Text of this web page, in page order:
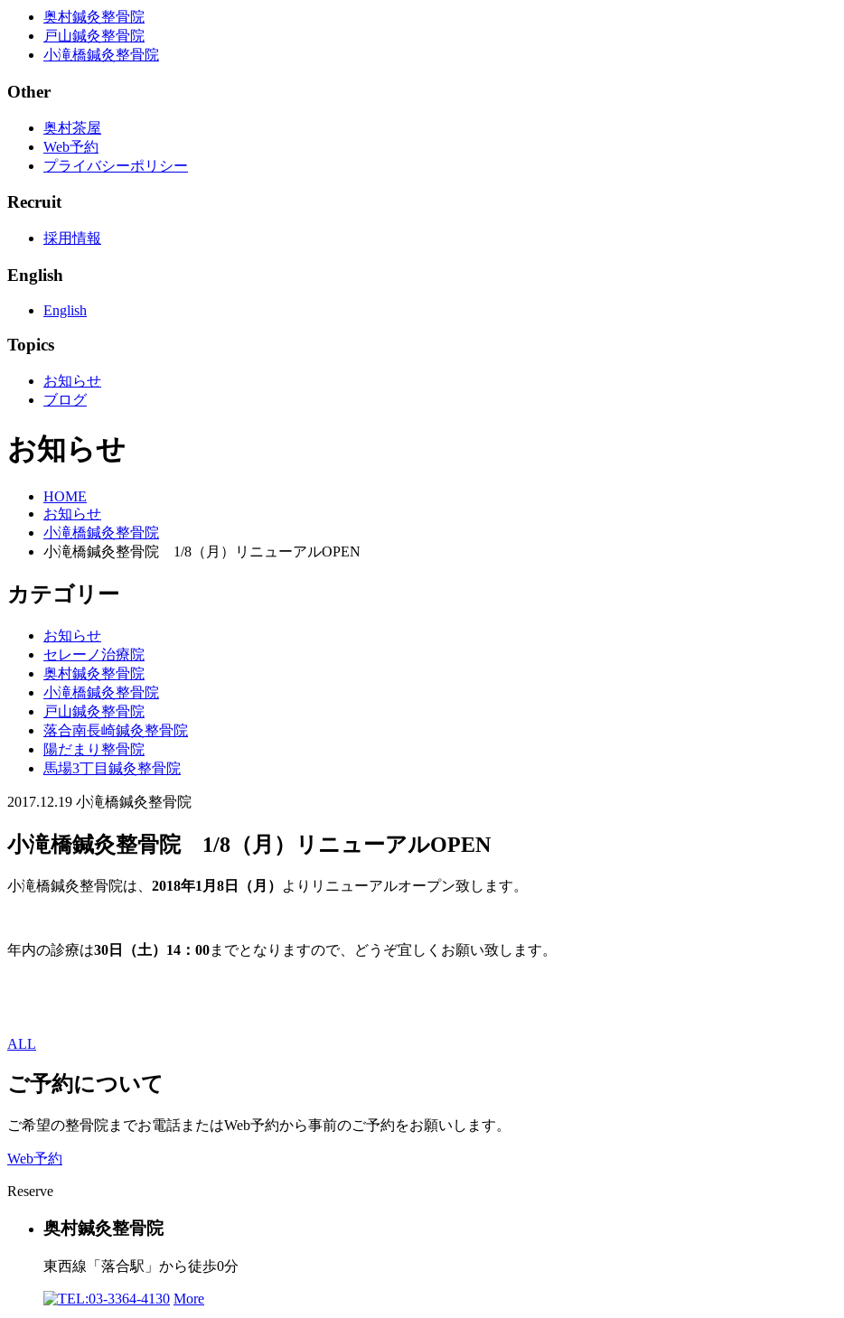
奥村鍼灸整骨院
戸山鍼灸整骨院
小滝橋鍼灸整骨院
Other
奥村茶屋
Web予約
プライバシーポリシー
Recruit
採用情報
English
English
Topics
お知らせ
ブログ
お知らせ
HOME
お知らせ
小滝橋鍼灸整骨院
小滝橋鍼灸整骨院 1/8（月）リニューアルOPEN
カテゴリー
お知らせ
セレーノ治療院
奥村鍼灸整骨院
小滝橋鍼灸整骨院
戸山鍼灸整骨院
落合南長崎鍼灸整骨院
陽だまり整骨院
馬場3丁目鍼灸整骨院
2017.12.19 小滝橋鍼灸整骨院
小滝橋鍼灸整骨院 1/8（月）リニューアルOPEN
小滝橋鍼灸整骨院は、 2018年1月8日（月） よりリニューアルオープン致します。
年内の診療は30日（土）14：00までとなりますので、どうぞ宜しくお願い致します。
ALL
ご予約について
ご希望の整骨院までお電話またはWeb予約から事前のご予約をお願いします。
Web予約
Reserve
奥村鍼灸整骨院
東西線「落合駅」から徒歩0分
03-3364-4130 More